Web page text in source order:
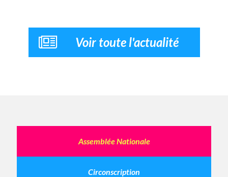
Voir toute l'actualité
Assemblée Nationale
Circonscription